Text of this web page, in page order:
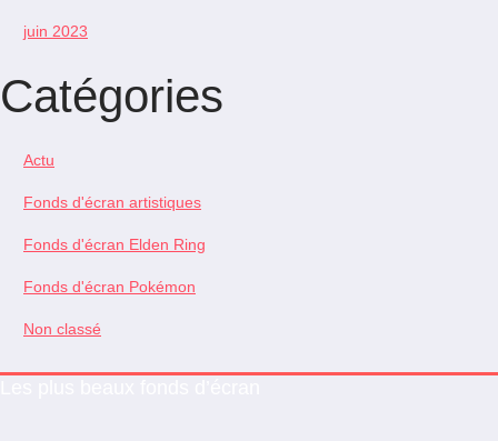
juin 2023
Catégories
Actu
Fonds d'écran artistiques
Fonds d'écran Elden Ring
Fonds d'écran Pokémon
Non classé